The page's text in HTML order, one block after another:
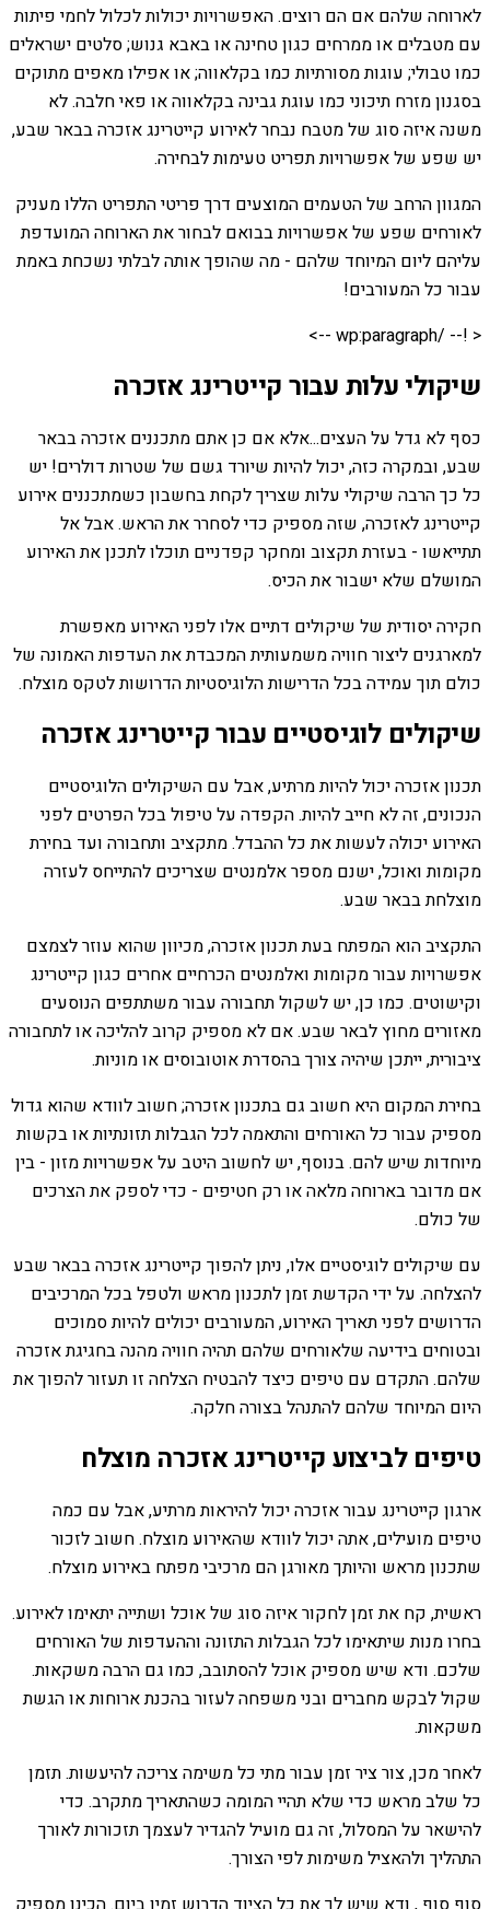
לארוחה שלהם אם הם רוצים. האפשרויות יכולות לכלול לחמי פיתות
עם מטבלים או ממרחים כגון טחינה או באבא גנוש; סלטים ישראלים
כמו טבולי; עוגות מסורתיות כמו בקלאווה; או אפילו מאפים מתוקים
בסגנון מזרח תיכוני כמו עוגת גבינה בקלאווה או פאי חלבה. לא
משנה איזה סוג של מטבח נבחר לאירוע קייטרינג אזכרה בבאר שבע,
יש שפע של אפשרויות תפריט טעימות לבחירה.
המגוון הרחב של הטעמים המוצעים דרך פריטי התפריט הללו מעניק
לאורחים שפע של אפשרויות בבואם לבחור את הארוחה המועדפת
עליהם ליום המיוחד שלהם - מה שהופך אותה לבלתי נשכחת באמת
עבור כל המעורבים!
< !-- /wp:paragraph -->
שיקולי עלות עבור קייטרינג אזכרה
כסף לא גדל על העצים...אלא אם כן אתם מתכננים אזכרה בבאר
שבע, ובמקרה כזה, יכול להיות שיורד גשם של שטרות דולרים! יש
כל כך הרבה שיקולי עלות שצריך לקחת בחשבון כשמתכננים אירוע
קייטרינג לאזכרה, שזה מספיק כדי לסחרר את הראש. אבל אל
תתייאשו - בעזרת תקצוב ומחקר קפדניים תוכלו לתכנן את האירוע
המושלם שלא ישבור את הכיס.
חקירה יסודית של שיקולים דתיים אלו לפני האירוע מאפשרת
למארגנים ליצור חוויה משמעותית המכבדת את העדפות האמונה של
כולם תוך עמידה בכל הדרישות הלוגיסטיות הדרושות לטקס מוצלח.
שיקולים לוגיסטיים עבור קייטרינג אזכרה
תכנון אזכרה יכול להיות מרתיע, אבל עם השיקולים הלוגיסטיים
הנכונים, זה לא חייב להיות. הקפדה על טיפול בכל הפרטים לפני
האירוע יכולה לעשות את כל ההבדל. מתקציב ותחבורה ועד בחירת
מקומות ואוכל, ישנם מספר אלמנטים שצריכים להתייחס לעזרה
מוצלחת בבאר שבע.
התקציב הוא המפתח בעת תכנון אזכרה, מכיוון שהוא עוזר לצמצם
אפשרויות עבור מקומות ואלמנטים הכרחיים אחרים כגון קייטרינג
וקישוטים. כמו כן, יש לשקול תחבורה עבור משתתפים הנוסעים
מאזורים מחוץ לבאר שבע. אם לא מספיק קרוב להליכה או לתחבורה
ציבורית, ייתכן שיהיה צורך בהסדרת אוטובוסים או מוניות.
בחירת המקום היא חשוב גם בתכנון אזכרה; חשוב לוודא שהוא גדול
מספיק עבור כל האורחים והתאמה לכל הגבלות תזונתיות או בקשות
מיוחדות שיש להם. בנוסף, יש לחשוב היטב על אפשרויות מזון - בין
אם מדובר בארוחה מלאה או רק חטיפים - כדי לספק את הצרכים
של כולם.
עם שיקולים לוגיסטיים אלו, ניתן להפוך קייטרינג אזכרה בבאר שבע
להצלחה. על ידי הקדשת זמן לתכנון מראש ולטפל בכל המרכיבים
הדרושים לפני תאריך האירוע, המעורבים יכולים להיות סמוכים
ובטוחים בידיעה שלאורחים שלהם תהיה חוויה מהנה בחגיגת אזכרה
שלהם. התקדם עם טיפים כיצד להבטיח הצלחה זו תעזור להפוך את
היום המיוחד שלהם להתנהל בצורה חלקה.
טיפים לביצוע קייטרינג אזכרה מוצלח
ארגון קייטרינג עבור אזכרה יכול להיראות מרתיע, אבל עם כמה
טיפים מועילים, אתה יכול לוודא שהאירוע מוצלח. חשוב לזכור
שתכנון מראש והיותך מאורגן הם מרכיבי מפתח באירוע מוצלח.
ראשית, קח את זמן לחקור איזה סוג של אוכל ושתייה יתאימו לאירוע.
בחרו מנות שיתאימו לכל הגבלות התזונה וההעדפות של האורחים
שלכם. ודא שיש מספיק אוכל להסתובב, כמו גם הרבה משקאות.
שקול לבקש מחברים ובני משפחה לעזור בהכנת ארוחות או הגשת
משקאות.
לאחר מכן, צור ציר זמן עבור מתי כל משימה צריכה להיעשות. תזמן
כל שלב מראש כדי שלא תהיי המומה כשהתאריך מתקרב. כדי
להישאר על המסלול, זה גם מועיל להגדיר לעצמך תזכורות לאורך
התהליך ולהאציל משימות לפי הצורך.